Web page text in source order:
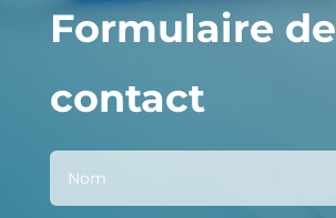
Formulaire de
contact